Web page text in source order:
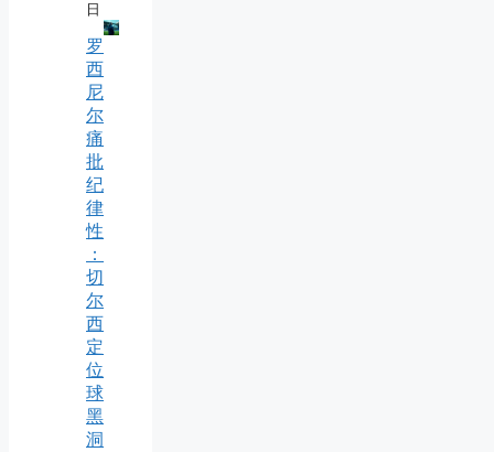
日
罗
西
尼
尔
痛
批
纪
律
性
：
切
尔
西
定
位
球
黑
洞